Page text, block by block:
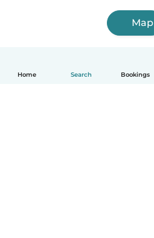
Home Search Bookings
Map